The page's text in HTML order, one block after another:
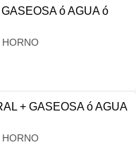
ó AGUA ó
HORNO
+ GASEOSA ó AGUA
HORNO